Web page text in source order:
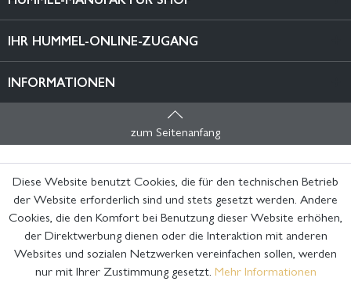
IHR HUMMEL-ONLINE-ZUGANG
INFORMATIONEN
zum Seitenanfang
Diese Website benutzt Cookies, die für den technischen Betrieb
der Website erforderlich sind und stets gesetzt werden. Andere
Cookies, die den Komfort bei Benutzung dieser Website erhöhen,
der Direktwerbung dienen oder die Interaktion mit anderen
Websites und sozialen Netzwerken vereinfachen sollen, werden
nur mit Ihrer Zustimmung gesetzt. Mehr Informationen